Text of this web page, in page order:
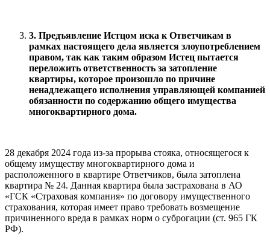
3. Предъявление Истцом иска к Ответчикам в
рамках настоящего дела является злоупотреблением
правом, так как таким образом Истец пытается
переложить ответственность за затопление
квартиры, которое произошло по причине
ненадлежащего исполнения управляющей компанией
обязанности по содержанию общего имущества
многоквартирного дома.
28 декабря 2024 года из-за прорыва стояка, относящегося к
общему имуществу многоквартирного дома и
расположенного в квартире Ответчиков, была затоплена
квартира № 24. Данная квартира была застрахована в АО
«ГСК «Страховая компания» по договору имущественного
страхования, которая имеет право требовать возмещение
причиненного вреда в рамках норм о суброгации (ст. 965 ГК
РФ).